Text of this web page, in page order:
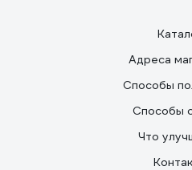
Адреса
Способы
Способы
Что